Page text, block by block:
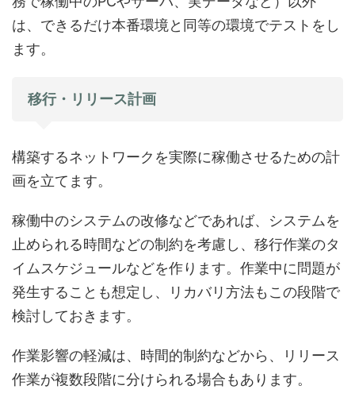
は、できるだけ本番環境と同等の環境でテストをし
ます。
移行・リリース計画
構築するネットワークを実際に稼働させるための計
画を立てます。
稼働中のシステムの改修などであれば、システムを
止められる時間などの制約を考慮し、移行作業のタ
イムスケジュールなどを作ります。作業中に問題が
発生することも想定し、リカバリ方法もこの段階で
検討しておきます。
作業影響の軽減は、時間的制約などから、リリース
作業が複数段階に分けられる場合もあります。